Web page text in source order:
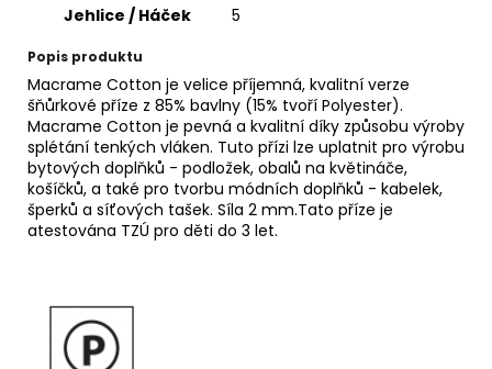
Jehlice / Háček
5
Popis produktu
Macrame Cotton je velice příjemná, kvalitní verze
šňůrkové příze z 85% bavlny (15% tvoří Polyester).
Macrame Cotton je pevná a kvalitní díky způsobu výroby
splétání tenkých vláken. Tuto přízi lze uplatnit pro výrobu
bytových doplňků - podložek, obalů na květináče,
košíčků, a také pro tvorbu módních doplňků - kabelek,
šperků a síťových tašek. Síla 2 mm.Tato příze je
atestována TZÚ pro děti do 3 let.
JEANS
8003
35
Kč